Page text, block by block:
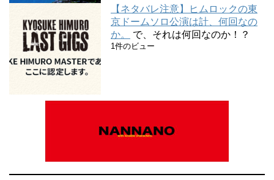
【ネタバレ注意】ヒムロックの東
京ドームソロ公演は計、何回なの
か。
で、それは何回なのか！？
1件のビュー